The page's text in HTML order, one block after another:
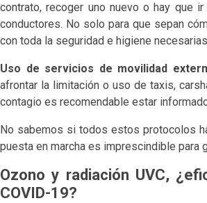
contrato, recoger uno nuevo o hay que
conductores. No solo para que sepan
con toda la seguridad e higiene
Uso de servicios de movilidad
afrontar la limitación o uso de taxis,
contagio es recomendable estar
No sabemos si todos estos protocolos
puesta en marcha es imprescindible para
Ozono y radiación UVC,
COVID-19?